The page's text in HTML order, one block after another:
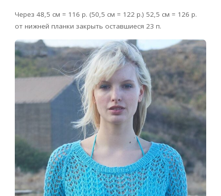
Через 48,5 см = 116 р. (50,5 см = 122 р.) 52,5 см = 126 р.
от нижней планки закрыть оставшиеся 23 п.